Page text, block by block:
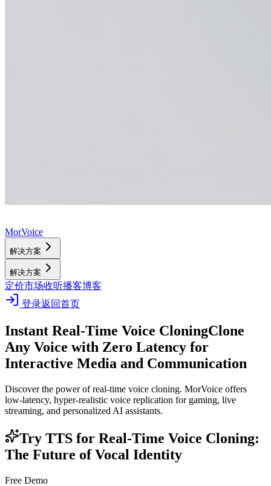
MorVoice
解决方案
解决方案
定价市场收听播客博客
登录返回首页
Instant Real-Time Voice CloningClone
Any Voice with Zero Latency for
Interactive Media and Communication
Discover the power of real-time voice cloning. MorVoice offers
low-latency, hyper-realistic voice replication for gaming, live
streaming, and personalized AI assistants.
Try TTS for Real-Time Voice Cloning:
The Future of Vocal Identity
Free Demo